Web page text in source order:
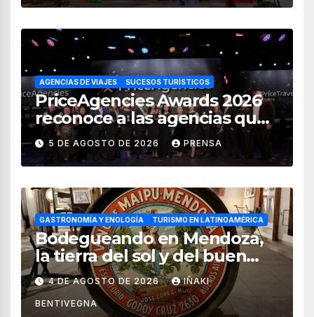
AGENCIAS DE VIAJES SUCESOS TURÍSTICOS
PriceAgencies Awards 2026
reconoce a las agencias que
impulsan el crecimiento del
turismo en México
5 DE AGOSTO DE 2026 PRENSA
GASTRONOMÍA Y ENOLOGÍA TURISMO EN LATINOAMÉRICA
Bodegueando en Mendoza,
la tierra del sol y del buen
vino
4 DE AGOSTO DE 2026 IÑAKI
BENTIVEGNA